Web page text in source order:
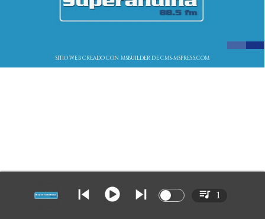
SITIO WEB CREADO CON MSBUILDER DE CMS-MSPRESS.COM
1